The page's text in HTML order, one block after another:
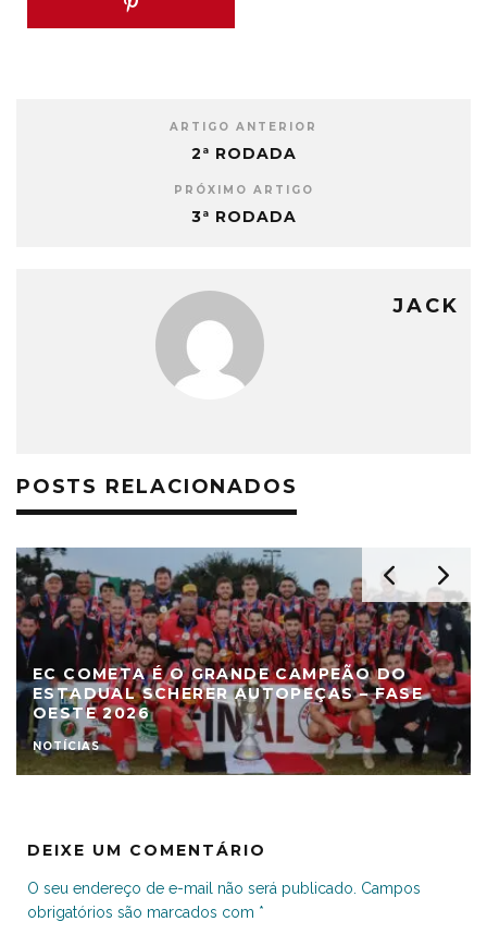
ARTIGO ANTERIOR
2ª RODADA
PRÓXIMO ARTIGO
3ª RODADA
JACK
POSTS RELACIONADOS
DO
FASE
PINHAL E COMETA ESTÃO NA FINAL
ESTADUAL SCHERER AUTOPEÇAS –
OESTE 2026
COMPETIÇÕES ESTADUAL
DEIXE UM COMENTÁRIO
O seu endereço de e-mail não será publicado. Campos
obrigatórios são marcados com *